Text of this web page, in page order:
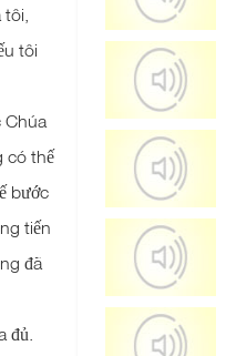
tôi,
tôi
Chúa
có thế
bước
tiến
đã
đủ.